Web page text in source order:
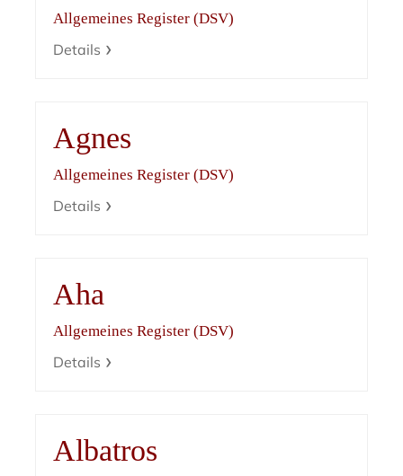
Allgemeines Register (DSV)
Details
Agnes
Allgemeines Register (DSV)
Details
Aha
Allgemeines Register (DSV)
Details
Albatros